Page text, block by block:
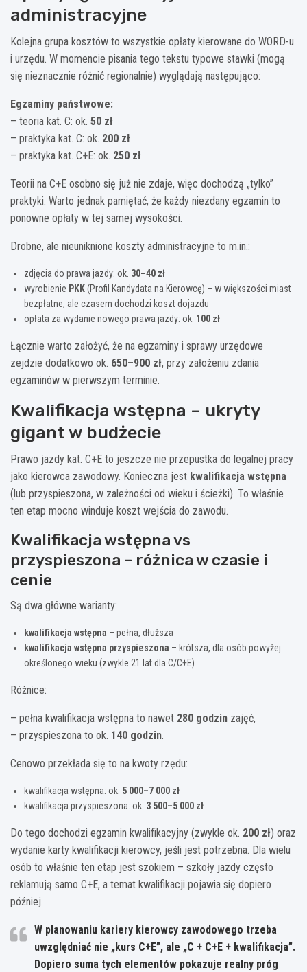
administracyjne
Kolejna grupa kosztów to wszystkie opłaty kierowane do WORD-u
i urzędu. W momencie pisania tego tekstu typowe stawki (mogą
się nieznacznie różnić regionalnie) wyglądają następująco:
Egzaminy państwowe:
– teoria kat. C: ok. 50 zł
– praktyka kat. C: ok. 200 zł
– praktyka kat. C+E: ok. 250 zł
Teorii na C+E osobno się już nie zdaje, więc dochodzą „tylko”
praktyki. Warto jednak pamiętać, że każdy niezdany egzamin to
ponowne opłaty w tej samej wysokości.
Drobne, ale nieuniknione koszty administracyjne to m.in.:
zdjęcia do prawa jazdy: ok. 30–40 zł
wyrobienie PKK(Profil Kandydata na Kierowcę) – w większości miast
bezpłatne, ale czasem dochodzi koszt dojazdu
opłata za wydanie nowego prawa jazdy: ok. 100 zł
Łącznie warto założyć, że na egzaminy i sprawy urzędowe
zejdzie dodatkowo ok. 650–900 zł, przy założeniu zdania
egzaminów w pierwszym terminie.
Kwalifikacja wstępna – ukryty
gigant w budżecie
Prawo jazdy kat. C+E to jeszcze nie przepustka do legalnej pracy
jako kierowca zawodowy. Konieczna jest kwalifikacja wstępna
(lub przyspieszona, w zależności od wieku i ścieżki). To właśnie
ten etap mocno winduje koszt wejścia do zawodu.
Kwalifikacja wstępna vs
przyspieszona – różnica w czasie i
cenie
Są dwa główne warianty:
kwalifikacja wstępna – pełna, dłuższa
kwalifikacja wstępna przyspieszona – krótsza, dla osób powyżej
określonego wieku (zwykle 21 lat dla C/C+E)
Różnice:
– pełna kwalifikacja wstępna to nawet 280 godzin zajęć,
– przyspieszona to ok. 140 godzin.
Cenowo przekłada się to na kwoty rzędu:
kwalifikacja wstępna: ok. 5 000–7 000 zł
kwalifikacja przyspieszona: ok. 3 500–5 000 zł
Do tego dochodzi egzamin kwalifikacyjny (zwykle ok. 200 zł) oraz
wydanie karty kwalifikacji kierowcy, jeśli jest potrzebna. Dla wielu
osób to właśnie ten etap jest szokiem – szkoły jazdy często
reklamują samo C+E, a temat kwalifikacji pojawia się dopiero
później.
W planowaniu kariery kierowcy zawodowego trzeba
uwzględniać nie „kurs C+E”, ale „C + C+E + kwalifikacja”.
Dopiero suma tych elementów pokazuje realny próg